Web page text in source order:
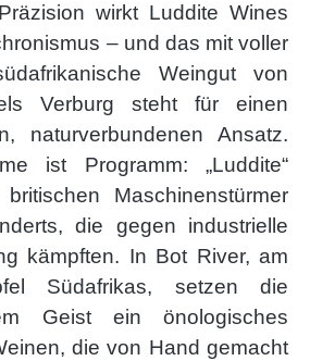
wirkt Luddite Wines
– und das mit voller
Weingut von
Verburg steht für einen
naturverbundenen Ansatz.
ist Programm: „Luddite“
Maschinenstürmer
die gegen industrielle
kämpften. In Bot River, am
Südafrikas, setzen die
Geist ein önologisches
die von Hand gemacht